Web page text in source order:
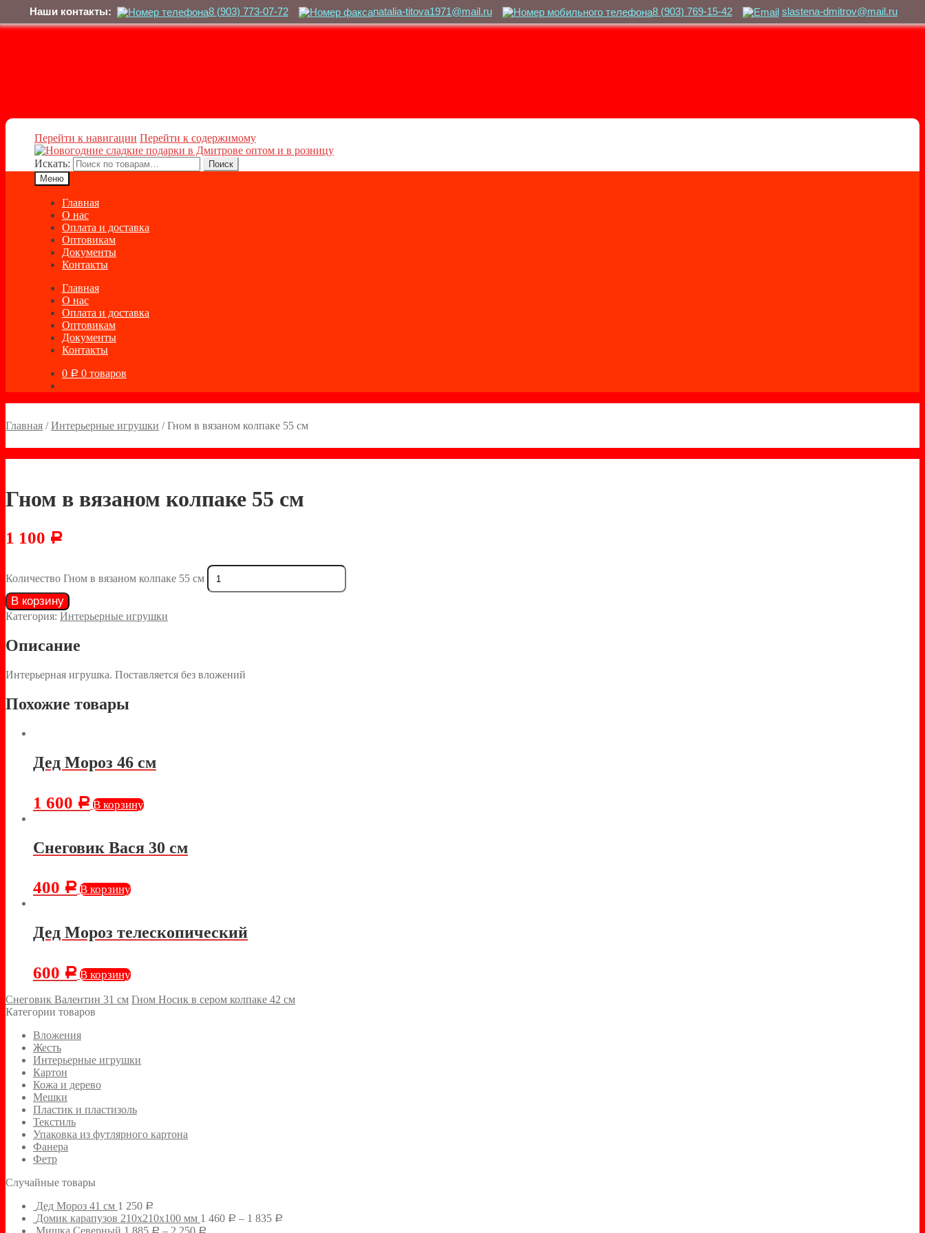
Наши контакты: 8 (903) 773-07-72 natalia-titova1971@mail.ru 8 (903) 769-15-42 slastena-dmitrov@mail.ru
Перейти к навигации Перейти к содержимому
Искать:
Поиск
Меню
Главная
О нас
Оплата и доставка
Оптовикам
Документы
Контакты
Главная
О нас
Оплата и доставка
Оптовикам
Документы
Контакты
0 Р 0 товаров
Главная /Интерьерные игрушки /Гном в вязаном колпаке 55 см
Гном в вязаном колпаке 55 см
1 100 Р
Количество Гном в вязаном колпаке 55 см
В корзину
Категория: Интерьерные игрушки
Описание
Интерьерная игрушка. Поставляется без вложений
Похожие товары
Дед Мороз 46 см
1 600 Р В корзину
Снеговик Вася 30 см
400 Р В корзину
Дед Мороз телескопический
600 Р В корзину
Снеговик Валентин 31 см Гном Носик в сером колпаке 42 см
Категории товаров
Вложения
Жесть
Интерьерные игрушки
Картон
Кожа и дерево
Мешки
Пластик и пластизоль
Текстиль
Упаковка из футлярного картона
Фанера
Фетр
Случайные товары
Дед Мороз 41 см 1 250 Р
Домик карапузов 210х210х100 мм 1 460 Р – 1 835 Р
Р Р